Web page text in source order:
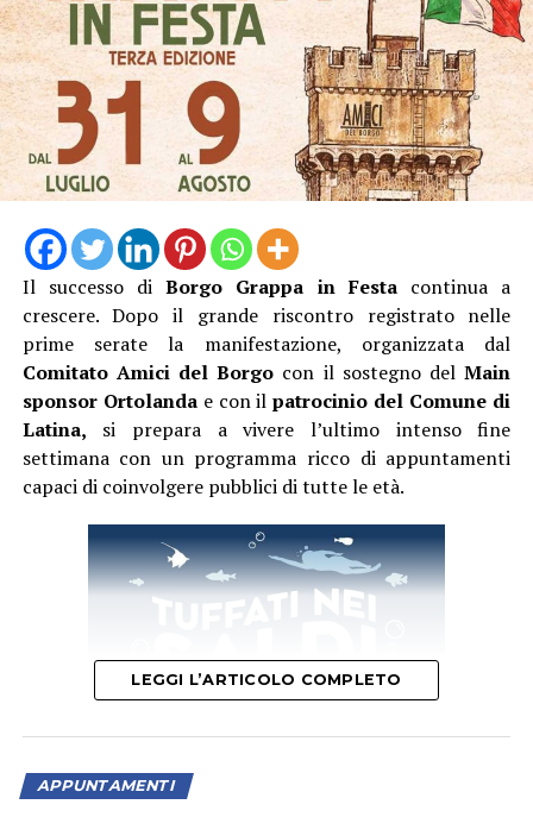
Il successo diBorgo Grappa in Festacontinua a
crescere. Dopo il grande riscontro registrato nelle
prime serate la manifestazione, organizzata dal
Comitato Amici del Borgo con il sostegno delMain
sponsor Ortolandae con ilpatrocinio del Comune di
Latina, si prepara a vivere l’ultimo intenso fine
settimana con un programma ricco di appuntamenti
capaci di coinvolgere pubblici di tutte le età.
LEGGI L’ARTICOLO COMPLETO
APPUNTAMENTI